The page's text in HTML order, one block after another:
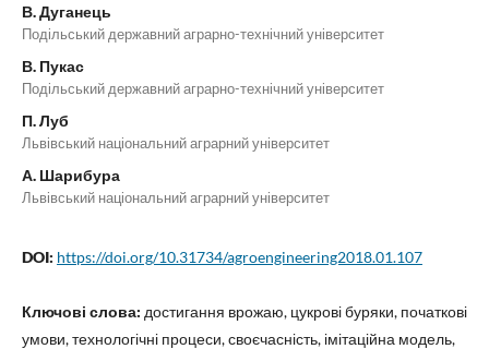
В. Дуганець
Подільський державний аграрно-технічний університет
В. Пукас
Подільський державний аграрно-технічний університет
П. Луб
Львівський національний аграрний університет
А. Шарибура
Львівський національний аграрний університет
DOI: https://doi.org/10.31734/agroengineering2018.01.107
Ключові слова: достигання врожаю, цукрові буряки, початкові
умови, технологічні процеси, своєчасність, імітаційна модель,